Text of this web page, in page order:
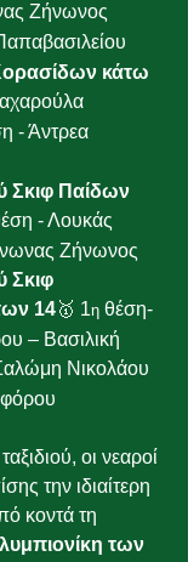
Ζήνωνος
κάτω
- Άντρεα
Σκιφ Παίδων
- Λουκάς
Ζήνωνος
Σκιφ
14🥇 1η θέση-
– Βασιλική
Νικολάου
οι νεαροί
την ιδιαίτερη
κοντά τη
των